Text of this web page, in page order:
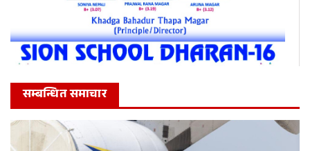
सम्बन्धित समाचार